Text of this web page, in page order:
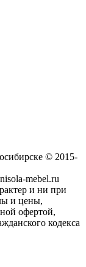
© 2015-
mebel.ru
и ни при
и цены,
офертой,
кодекса